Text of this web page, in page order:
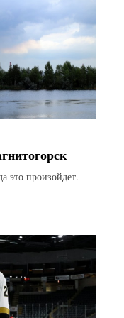
это произойдет.